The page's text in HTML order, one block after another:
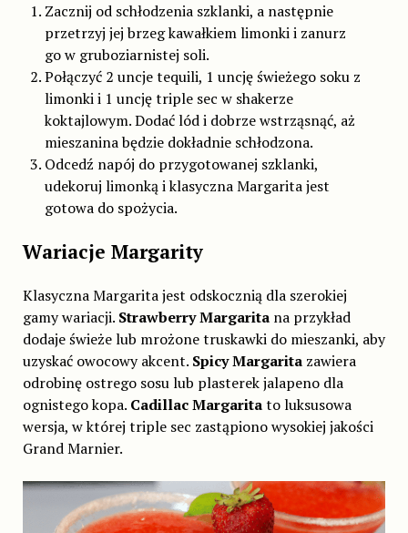
Zacznij od schłodzenia szklanki, a następnie
przetrzyj jej brzeg kawałkiem limonki i zanurz
go w gruboziarnistej soli.
Połączyć 2 uncje tequili, 1 uncję świeżego soku z
limonki i 1 uncję triple sec w shakerze
koktajlowym. Dodać lód i dobrze wstrząsnąć, aż
mieszanina będzie dokładnie schłodzona.
Odcedź napój do przygotowanej szklanki,
udekoruj limonką i klasyczna Margarita jest
gotowa do spożycia.
Wariacje Margarity
Klasyczna Margarita jest odskocznią dla szerokiej
gamy wariacji. Strawberry Margaritana przykład
dodaje świeże lub mrożone truskawki do mieszanki, aby
uzyskać owocowy akcent. Spicy Margarita zawiera
odrobinę ostrego sosu lub plasterek jalapeno dla
ognistego kopa. Cadillac Margaritato luksusowa
wersja, w której triple sec zastąpiono wysokiej jakości
Grand Marnier.